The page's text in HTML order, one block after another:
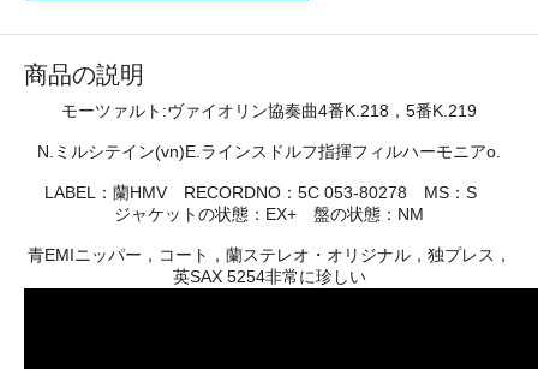
商品の説明
モーツァルト:ヴァイオリン協奏曲4番K.218，5番K.219
N.ミルシテイン(vn)E.ラインスドルフ指揮フィルハーモニアo.
LABEL：蘭HMV RECORDNO：5C 053-80278 MS：S
ジャケットの状態：EX+ 盤の状態：NM
青EMIニッパー，コート，蘭ステレオ・オリジナル，独プレス，
英SAX 5254非常に珍しい